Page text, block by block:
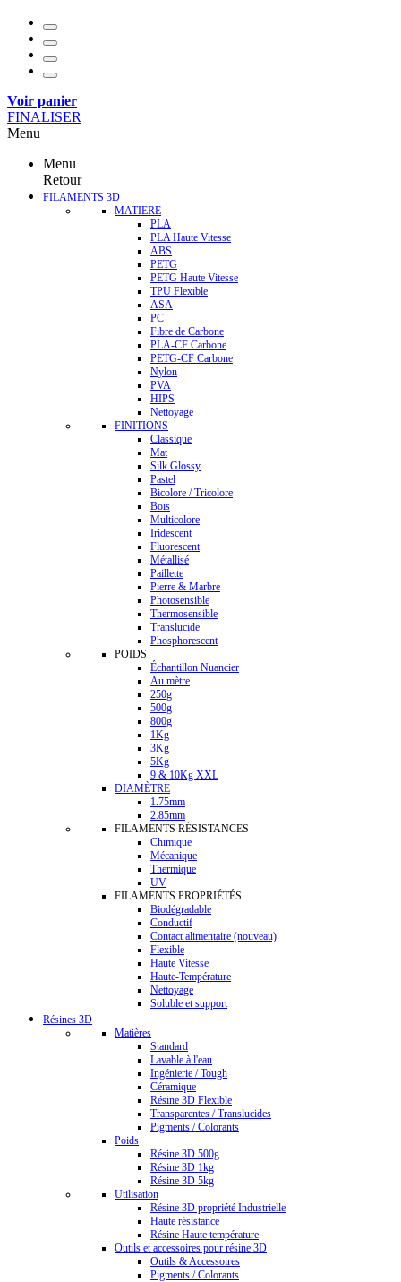
Voir panier
FINALISER
Menu
Menu
Retour
FILAMENTS 3D
MATIERE
PLA
PLA Haute Vitesse
ABS
PETG
PETG Haute Vitesse
TPU Flexible
ASA
PC
Fibre de Carbone
PLA-CF Carbone
PETG-CF Carbone
Nylon
PVA
HIPS
Nettoyage
FINITIONS
Classique
Mat
Silk Glossy
Pastel
Bicolore / Tricolore
Bois
Multicolore
Iridescent
Fluorescent
Métallisé
Paillette
Pierre & Marbre
Photosensible
Thermosensible
Translucide
Phosphorescent
POIDS
Échantillon Nuancier
Au mètre
250g
500g
800g
1Kg
3Kg
5Kg
9 & 10Kg XXL
DIAMÈTRE
1.75mm
2.85mm
FILAMENTS RÉSISTANCES
Chimique
Mécanique
Thermique
UV
FILAMENTS PROPRIÉTÉS
Biodégradable
Conductif
Contact alimentaire (nouveau)
Flexible
Haute Vitesse
Haute-Température
Nettoyage
Soluble et support
Résines 3D
Matières
Standard
Lavable à l'eau
Ingénierie / Tough
Céramique
Résine 3D Flexible
Transparentes / Translucides
Pigments / Colorants
Poids
Résine 3D 500g
Résine 3D 1kg
Résine 3D 5kg
Utilisation
Résine 3D propriété Industrielle
Haute résistance
Résine Haute température
Outils et accessoires pour résine 3D
Outils & Accessoires
Pigments / Colorants